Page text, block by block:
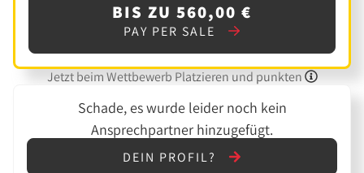
BIS ZU 560,00 €
PAY PER SALE
Jetzt beim Wettbewerb Platzieren und punkten
Schade, es wurde leider noch kein
Ansprechpartner hinzugefügt.
DEIN PROFIL?